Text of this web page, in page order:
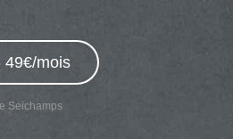
49€/mois
Seichamps